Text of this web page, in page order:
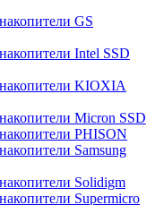
GS
Intel SSD
KIOXIA
Micron SSD
PHISON
Samsung
Solidigm
Supermicro